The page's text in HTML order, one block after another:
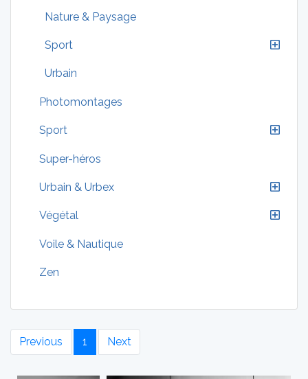
Nature & Paysage
Sport
Urbain
Photomontages
Sport
Super-héros
Urbain & Urbex
Végétal
Voile & Nautique
Zen
Previous 1 Next